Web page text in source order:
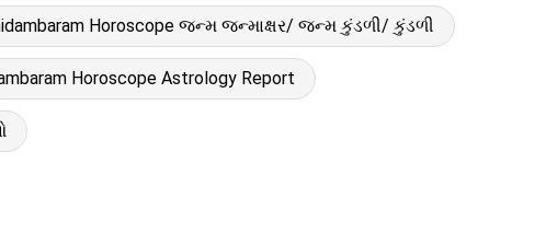
Horoscope જન્મ જન્માક્ષર/ જન્મ કુંડળી/ કુંડળી
Horoscope Astrology Report